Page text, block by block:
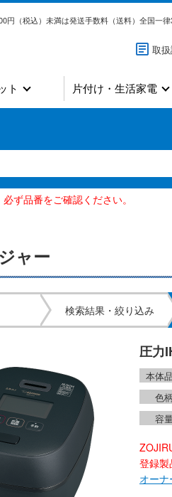
（税込）未満は発送手数料（送料）全国一律
取
ト 片付け・生活家電
ず品番をご確認ください。
ャー
検索結果・絞り込み
圧力
本体
色柄
容
登録
オー